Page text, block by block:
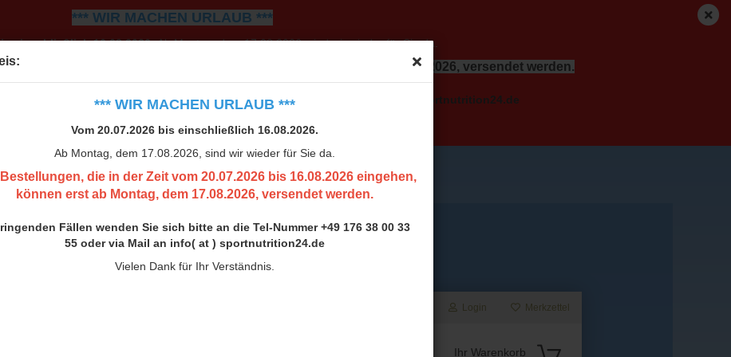
*** WIR MACHEN URLAUB ***
Vom 20.07.2026 bis einschließlich 16.08.2026.
Ab Montag, dem 17.08.2026, sind wir wieder für Sie da.
die in der Zeit vom 20.07.2026 bis 16.08.2026 eingehen,
können erst ab Montag, dem 17.08.2026, versendet werden.
Fällen wenden Sie sich bitte an die Tel-Nummer +49 176 38 00 33
55 oder via Mail an info( at ) sportnutrition24.de
Vielen Dank für Ihr Verständnis.
Suche...
Login Merkzettel
Ihr Warenkorb
*** WIR MACHEN URLAUB ***
einschließlich 16.08.2026.Ab Montag, dem 17.08.2026, sind wir wieder für Sie da.
bis 16.08.2026 eingehen, können erst ab Montag, dem 17.08.2026, versendet werden.
sich bitte an die Tel-Nummer +49 176 38 00 33 55 oder via Mail an info( at ) sportnutrition24.de